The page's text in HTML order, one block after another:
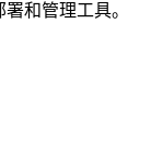
和管理工具。